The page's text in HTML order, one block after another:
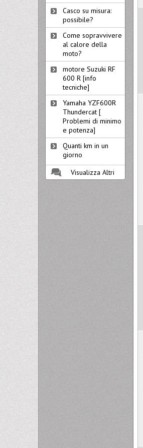
Casco su misura:
possibile?
Come sopravvivere
al calore della
moto?
motore Suzuki RF
600 R [info
tecniche]
Yamaha YZF600R
Thundercat [
Problemi di minimo
e potenza]
Quanti km in un
giorno
Visualizza Altri